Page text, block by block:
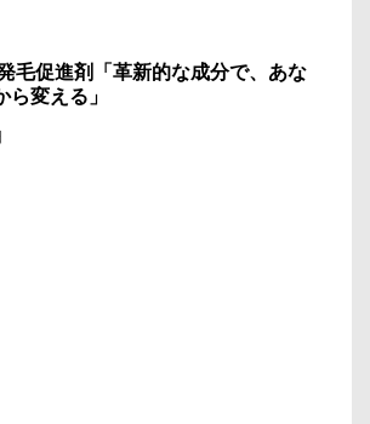
毛促進剤「革新的な成分で、あな
ら変える」